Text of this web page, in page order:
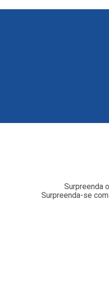
Surpreenda
Surpreenda-se